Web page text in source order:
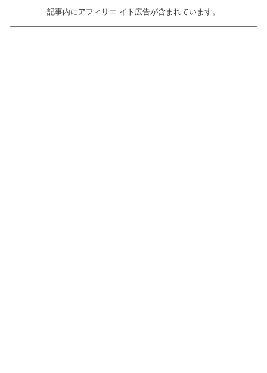
記事内にアフィリエ イト広告が含まれています。